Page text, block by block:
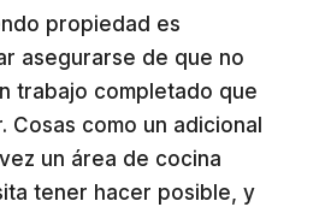
propiedad es
asegurarse de que no
trabajo completado que
Cosas como un adicional
un área de cocina
tener hacer posible, y